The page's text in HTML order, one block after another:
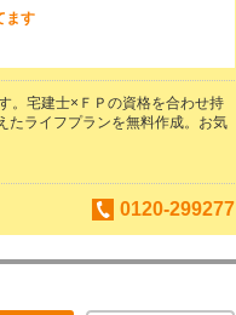
ます
。宅建士×ＦＰの資格を合わせ持
たライフプランを無料作成。お気
0120-299277